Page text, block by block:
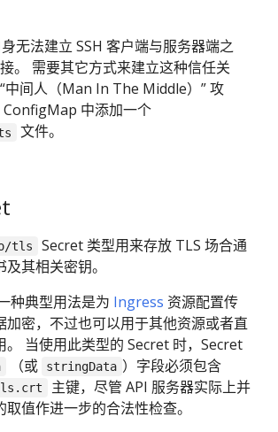
无法建立 SSH 客户端与服务器端之
。 需要其它方式来建立这种信任关
中间人（Man In The Middle）” 攻
ConfigMap 中添加一个
文件。
tls
Secret 类型用来存放 TLS 场合通
其相关密钥。
种典型用法是为 Ingress 资源配置传
加密，不过也可以用于其他资源或者直
。 当使用此类型的 Secret 时，Secret
（或 stringData ）字段必须包含
主键，尽管 API 服务器实际上并
值作进一步的合法性检查。